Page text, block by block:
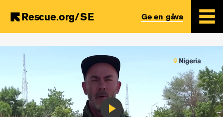
content
Rescue.org/SE Ge en gåva